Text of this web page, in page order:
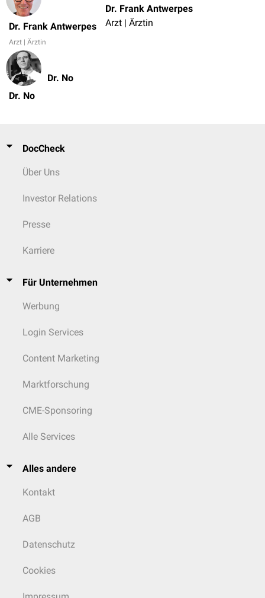
Dr. Frank Antwerpes
Arzt | Ärztin
Dr. Frank Antwerpes
Arzt | Ärztin
Dr. No
Dr. No
DocCheck
Über Uns
Investor Relations
Presse
Karriere
Für Unternehmen
Werbung
Login Services
Content Marketing
Marktforschung
CME-Sponsoring
Alle Services
Alles andere
Kontakt
AGB
Datenschutz
Cookies